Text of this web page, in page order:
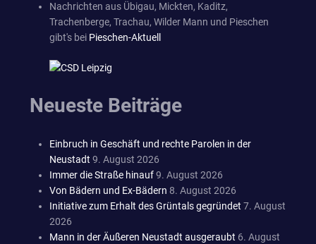
Nachrichten aus Übigau, Mickten, Kaditz,
Trachenberge, Trachau, Wilder Mann und Pieschen
gibt's bei Pieschen-Aktuell
Neueste Beiträge
Einbruch in Geschäft und rechte Parolen in der
Neustadt 9. August 2026
Immer die Straße hinauf9. August 2026
Von Bädern und Ex-Bädern 8. August 2026
Initiative zum Erhalt des Grüntals gegründet 7. August
2026
Mann in der Äußeren Neustadt ausgeraubt 6. August